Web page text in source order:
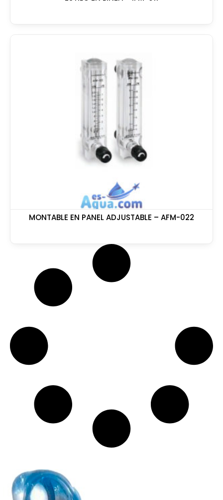
MONTABLE EN PANEL ADJUSTABLE – AFM-022